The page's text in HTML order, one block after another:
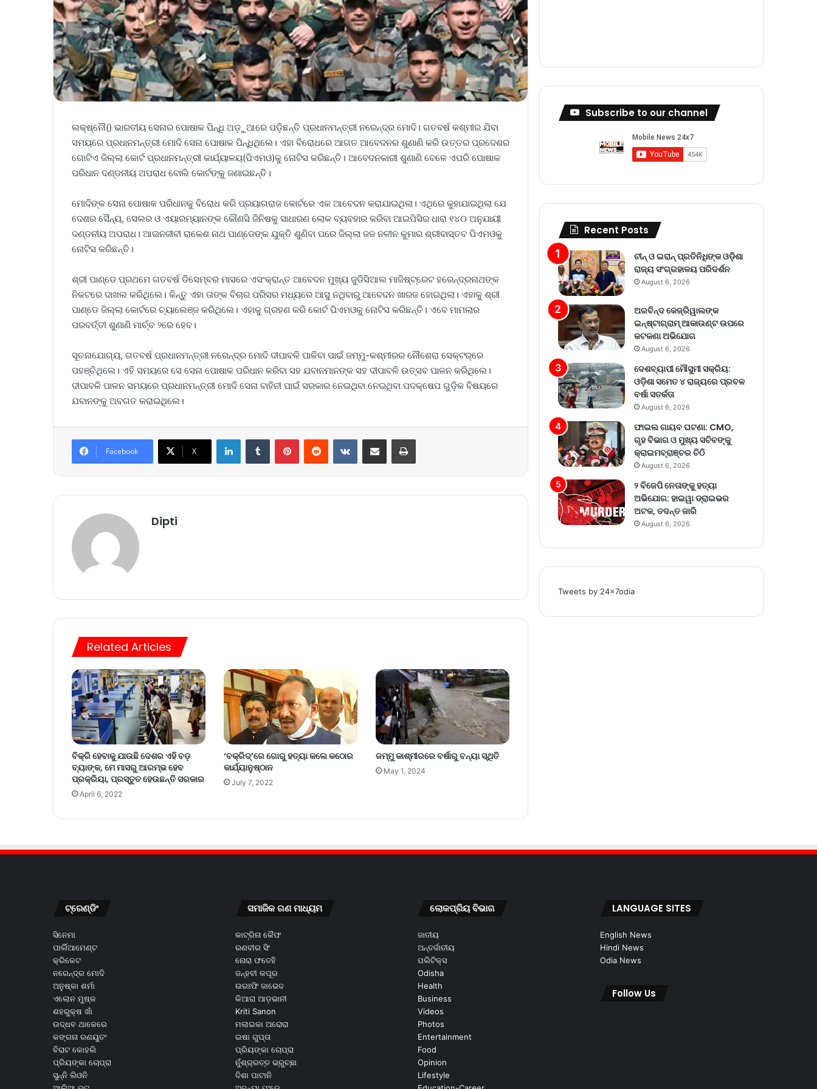
ଲକ୍ଷ୍ନୌ() ଭାରତୀୟ ସେନାର ପୋଷାକ ପିନ୍ଧି ଅଡ଼ୁଆରେ ପଡ଼ିଛନ୍ତି ପ୍ରଧାନମନ୍ତ୍ରୀ ନରେନ୍ଦ୍ର ମୋଦି। ଗତବର୍ଷ କଶ୍ମୀର ଯିବା
ସମୟରେ ପ୍ରଧାନମନ୍ତ୍ରୀ ମୋଦି ସେନା ପୋଷାକ ପିନ୍ଧିଥିଲେ। ଏହା ବିରୋଧରେ ଆଗତ ଆବେଦନର ଶୁଣାଣି କରି ଉତ୍ତର ପ୍ରଦେଶର
ଗୋଟିଏ ଜିଲ୍ଲା କୋର୍ଟ ପ୍ରଧାନମନ୍ତ୍ରୀ କାର୍ଯ୍ୟାଳୟ(ପିଏମଓ)କୁ ନୋଟିସ କରିଛନ୍ତି। ଆବେଦନକାରୀ ଶୁଣାଣି ବେଳେ ଏପରି ପୋଷାକ
ପରିଧାନ ଦଣ୍ଡନୀୟ ଅପରାଧ ବୋଲି କୋର୍ଟଙ୍କୁ ଜଣାଇଛନ୍ତି।
ମୋଦିଙ୍କ ସେନା ପୋଷାକ ପରିଧାନକୁ ବିରୋଧ କରି ପ୍ରୟାଗରାଜ କୋର୍ଟରେ ଏକ ଆବେଦନ କରାଯାଇଥିଲା। ଏଥିରେ କୁହାଯାଇଥିଲା ଯେ
ଦେଶର ସୈନ୍ୟ, ସେଲର ଓ ଏୟାରମ୍ୟାନଙ୍କ କୌଣସି ଜିନିଷକୁ ସାଧାରଣ ଲୋକ ବ୍ୟବହାର କରିବା ଆଇପିସିର ଧାରା ୧୪୦ ଅନୁଯାୟୀ
ଦଣ୍ଡନୀୟ ଅପରାଧ। ଆଇନଜୀବୀ ରାକେଶ ନାଥ ପାଣ୍ଡେଙ୍କ ଯୁକ୍ତି ଶୁଣିବା ପରେ ଜିଲ୍ଲା ଜଜ ନଳୀନ କୁମାର ଶ୍ରୀବାସ୍ତବ ପିଏମଓକୁ
ନୋଟିସ କରିଛନ୍ତି।
ଶ୍ରୀ ପାଣ୍ଡେ ପ୍ରଥମେ ଗତବର୍ଷ ଡିସେମ୍ବର ମାସରେ ଏସଂକ୍ରାନ୍ତ ଆବେଦନ ମୁଖ୍ୟ ଜୁଡିସିଆଲ ମାଜିଷ୍ଟ୍ରେଟ ହରେନ୍ଦ୍ରନାଥଙ୍କ
ନିକଟରେ ଦାଖଲ କରିଥିଲେ। କିନ୍ତୁ ଏହା ତାଙ୍କ ବିଚାର ପରିସର ମଧ୍ୟରେ ଆସୁ ନଥିବାରୁ ଆବେଦନ ଖାରଜ ହୋଇଥିଲା। ଏହାକୁ ଶ୍ରୀ
ପାଣ୍ଡେ ଜିଲ୍ଲା କୋର୍ଟରେ ଚ୍ୟାଲେଞ୍ଜ କରିଥିଲେ। ଏହାକୁ ଗ୍ରହଣ କରି କୋର୍ଟ ପିଏମଓକୁ ନୋଟିସ କରିଛନ୍ତି। ଏବେ ମାମଲାର
ପରବର୍ତ୍ତୀ ଶୁଣାଣି ମାର୍ଚ୍ଚ ୨ରେ ହେବ।
ସୂଚନାଯୋଗ୍ୟ, ଗତବର୍ଷ ପ୍ରଧାନମନ୍ତ୍ରୀ ନରେନ୍ଦ୍ର ମୋଦି ଦୀପାବଳି ପାଳିବା ପାଇଁ ଜମ୍ମୁ-କଶ୍ମୀରର ନୌଶେରା ସେକ୍ଟର୍‌ରେ
ପହଞ୍ଚିଥିଲେ। ଏହି ସମୟରେ ସେ ସେନା ପୋଷାକ ପରିଧାନ କରିବା ସହ ଯବାନମାନଙ୍କ ସହ ଦୀପାବଳି ଉତ୍ସବ ପାଳନ କରିଥିଲେ।
ଦୀପାବଳି ପାଳନ ସମୟରେ ପ୍ରଧାନମନ୍ତ୍ରୀ ମୋଦି ସେନା ବାହିନୀ ପାଇଁ ସରକାର ନେଇଥିବା ନେଇଥିବା ପଦକ୍ଷେପ ଗୁଡ଼ିକ ବିଷୟରେ
ଯବାନଙ୍କୁ ଅବଗତ କରାଇଥିଲେ।
Facebook X
Dipti
Related Articles
ବିକ୍ରି ହେବାକୁ ଯାଉଛି ଦେଶର ଏହି ବଡ଼
ବ୍ୟାଙ୍କ, ମେ ମାସରୁ ଆରମ୍ଭ ହେବ
ପ୍ରକ୍ରିୟା, ପ୍ରସ୍ତୁତ ହେଉଛନ୍ତି ସରକାର
April 6, 2022
‘ବକ୍‌ରିଦ୍‌’ରେ ଗୋରୁ ହତ୍ୟା କଲେ କଠୋର
କାର୍ଯ୍ୟାନୁଷ୍ଠାନ
July 7, 2022
ଜମ୍ମୁ କାଶ୍ମୀରରେ ବର୍ଷାରୁ ବନ୍ୟା ସ୍ଥିତି
May 1, 2024
Subscribe to our channel
Recent Posts
ଚୀନ୍ ଓ ଇରାନ୍ ପ୍ରତିନିଧିଙ୍କ ଓଡ଼ିଶା
ରାଜ୍ୟ ସଂଗ୍ରହାଳୟ ପରିଦର୍ଶନ
August 6, 2026
ଅରବିନ୍ଦ କେଜ୍ରିୱାଲଙ୍କ
ଇନ୍‌ଷ୍ଟାଗ୍ରାମ୍ ଆକାଉଣ୍ଟ ଉପରେ
କଟକଣା ଅଭିଯୋଗ
August 6, 2026
ଦେଶବ୍ୟାପୀ ମୌସୁମୀ ସକ୍ରିୟ:
ଓଡ଼ିଶା ସମେତ ୪ ରାଜ୍ୟରେ ପ୍ରବଳ
ବର୍ଷା ସତର୍କତା
August 6, 2026
ଫାଇଲ ଗାୟବ ଘଟଣା: CMO,
ଗୃହ ବିଭାଗ ଓ ମୁଖ୍ୟ ସଚିବଙ୍କୁ
କ୍ରାଇମବ୍ରାଞ୍ଚର ଚିଠି
August 6, 2026
୨ ବିଜେପି ନେତାଙ୍କୁ ହତ୍ୟା
ଅଭିଯୋଗ: ହାଇୱା ଡ୍ରାଇଭର
ଅଟକ, ତଦନ୍ତ ଜାରି
August 6, 2026
Tweets by 24x7odia
ଟ୍ରେଣ୍ଡିଂ
ସିନେମା
ପାର୍ଲିଆମେଣ୍ଟ
କ୍ରିକେଟ
ନରେନ୍ଦ୍ର ମୋଦି
ଅନୁଷ୍କା ଶର୍ମା
ଏଲୋନ ମୁଷ୍କ
ଶହରୁକ୍ଷ ଖାଁ
ଉଦ୍ଧବ ଥାକେରେ
କଙ୍ଗନା ରଣୟୁତଂ
ବିରାଟ କୋହଲି
ପ୍ରିୟଙ୍କା ଚୋପ୍ରା
ସୁନ୍ନି ଲିଓନି
ସମାଜିକ ଗଣ ମାଧ୍ୟମ
କାଟ୍ରିନା କୈଫ
ରଣବୀର ସିଂ
ନୋରା ଫତେହି
ଜନ୍ହବୀ କପୂର
ଉରଃଫି ଜାଭେଦ
କିଆରା ଆଡ଼ଭାନୀ
Kriti Sanon
ମଲାଇକା ଅରୋରା
ଇଷା ଗୁପ୍ତା
ପ୍ରିୟଙ୍କା ଚୋପ୍ରା
ନୁଁଶ୍ର୍ରତ୍ତ ଭ୍ରୁଚ୍ଛା
ଦିଶା ପାଟାନି
ଲୋକପ୍ରିୟ ବିଭାଗ
ଜାତୀୟ
ଅନ୍ତର୍ଜାତୀୟ
ପଲିଟିକ୍ସ
Odisha
Health
Business
Videos
Photos
Entertainment
Food
Opinion
Lifestyle
LANGUAGE SITES
English News
Hindi News
Odia News
Follow Us